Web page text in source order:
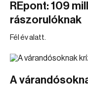
REpont: 109
rászorulóknak
Fél év alatt.
A